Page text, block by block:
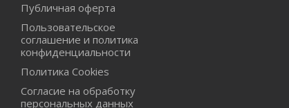
Публичная оферта
Пользовательское
соглашение и политика
конфиденциальности
Политика Cookies
Согласие на обработку
персональных данных